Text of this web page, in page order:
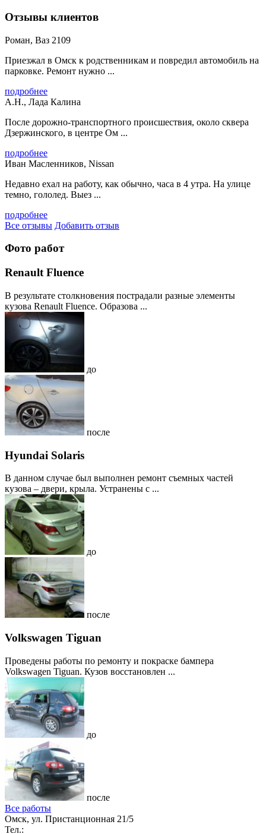
Отзывы клиентов
Роман, Ваз 2109
Приезжал в Омск к родственникам и повредил автомобиль на
парковке. Ремонт нужно ...
подробнее
А.Н., Лада Калина
После дорожно-транспортного происшествия, около сквера
Дзержинского, в центре Ом ...
подробнее
Иван Масленников, Nissan
Недавно ехал на работу, как обычно, часа в 4 утра. На улице
темно, гололед. Выез ...
подробнее
Все отзывы Добавить отзыв
Фото работ
Renault Fluence
В результате столкновения пострадали разные элементы
кузова Renault Fluence. Образова ...
до
после
Hyundai Solaris
В данном случае был выполнен ремонт съемных частей
кузова – двери, крыла. Устранены с ...
до
после
Volkswagen Tiguan
Проведены работы по ремонту и покраске бампера
Volkswagen Tiguan. Кузов восстановлен ...
до
после
Все работы
Омск, ул. Пристанционная 21/5
Тел.: